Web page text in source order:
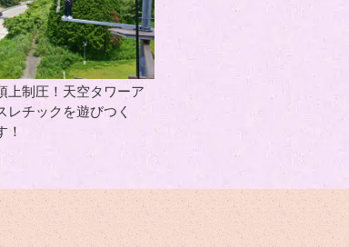
上制圧！天空タワーア
レチックを遊びつく
！